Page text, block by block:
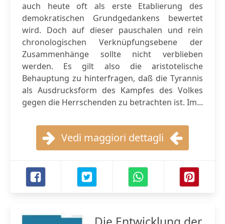
auch heute oft als erste Etablierung des
demokratischen Grundgedankens bewertet
wird. Doch auf dieser pauschalen und rein
chronologischen Verknüpfungsebene der
Zusammenhänge sollte nicht verblieben
werden. Es gilt also die aristotelische
Behauptung zu hinterfragen, daß die Tyrannis
als Ausdrucksform des Kampfes des Volkes
gegen die Herrschenden zu betrachten ist. Im...
Vedi maggiori dettagli